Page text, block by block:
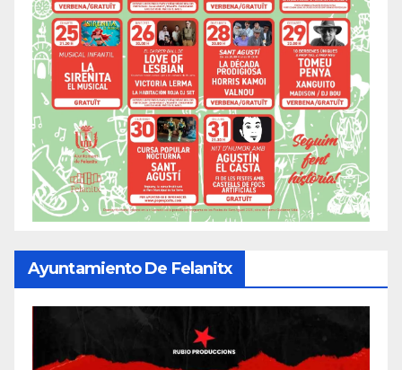
Ayuntamiento De Felanitx